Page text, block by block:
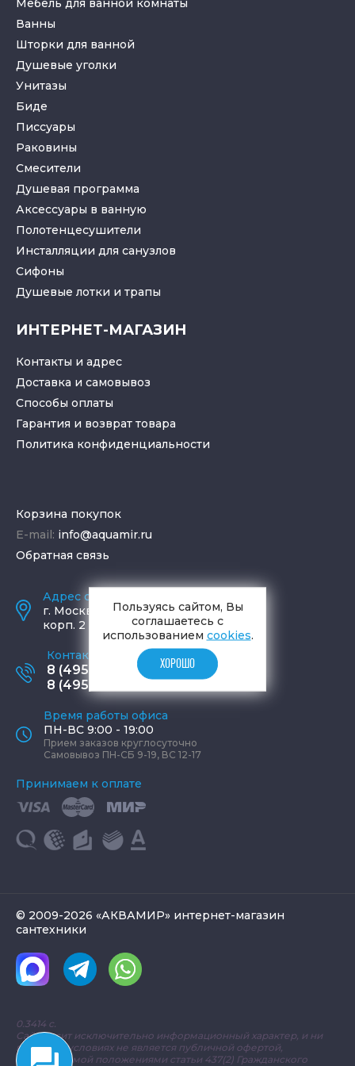
Ванны
Шторки для ванной
Душевые уголки
Унитазы
Биде
Писсуары
Раковины
Смесители
Душевая программа
Аксессуары в ванную
Полотенцесушители
Инсталляции для санузлов
Cифоны
Душевые лотки и трапы
ИНТЕРНЕТ-МАГАЗИН
Контакты и адрес
Доставка и самовывоз
Способы оплаты
Гарантия и возврат товара
Политика конфиденциальности
Корзина покупок
E-mail: info@aquamir.ru
Обратная связь
Адрес салона и склада
г. Москва
ул. Шаболовка, д. 23,
корп. 2
Контактные телефоны
8 (495) 795-77-65
8 (495) 797-11-67
Время работы офиса
ПН-ВС 9:00 - 19:00
Прием заказов круглосуточно
Самовывоз ПН-СБ 9-19, ВС 12-17
Принимаем к оплате
© 2009-2026 «АКВАМИР» интернет-магазин
сантехники
0.3414 с.
Сайт носит исключительно информационный характер, и ни
при каких условиях не является публичной офертой,
определяемой положениями статьи 437(2) Гражданского
Пользуясь сайтом, Вы
соглашаетесь с
использованием cookies.
ХОРОШО